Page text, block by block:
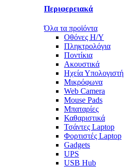
Περιφερειακά
Όλα τα προϊόντα
Οθόνες Η/Υ
Πληκτρολόγια
Ποντίκια
Ακουστικά
Ηχεία Υπολογιστή
Μικρόφωνα
Web Camera
Mouse Pads
Μπαταρίες
Καθαριστικά
Τσάντες Laptop
Φορτιστές Laptop
Gadgets
UPS
USB Hub